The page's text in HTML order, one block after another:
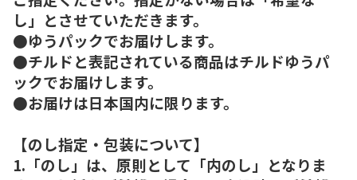
し」とさせていただきます。
●ゆうパックでお届けします。
●チルドと表記されている商品はチルドゆうパ
ックでお届けします。
●お届けは日本国内に限ります。
【のし指定・包装について】
1.「のし」は、原則として「内のし」となりま